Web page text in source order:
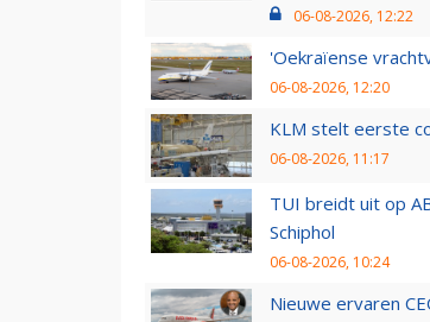
06-08-2026, 12:22
'Oekraïense
06-08-2026, 12:20
KLM stelt eerste
06-08-2026, 11:17
TUI breidt uit op
Schiphol
06-08-2026, 10:24
Nieuwe ervaren